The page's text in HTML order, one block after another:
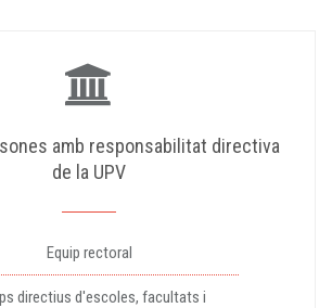
amb responsabilitat directiva
de la UPV
Equip rectoral
directius d'escoles, facultats i